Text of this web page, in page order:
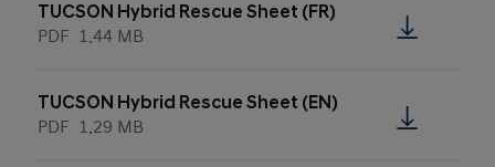
TUCSON Hybrid Rescue Sheet (FR)
PDF 1.44 MB
TUCSON Hybrid Rescue Sheet (EN)
PDF 1.29 MB